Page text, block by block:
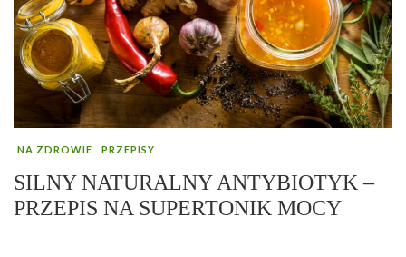
NA ZDROWIE PRZEPISY
SILNY NATURALNY ANTYBIOTYK –
PRZEPIS NA SUPERTONIK MOCY